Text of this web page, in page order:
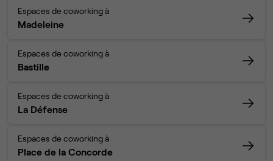
Espaces de coworking à
Madeleine
Espaces de coworking à
Bastille
Espaces de coworking à
La Défense
Espaces de coworking à
Place de la Concorde